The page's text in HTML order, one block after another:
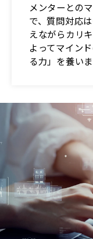
メンターとの
で、質問対応
えながらカリ
よってマイン
る力」を養いま